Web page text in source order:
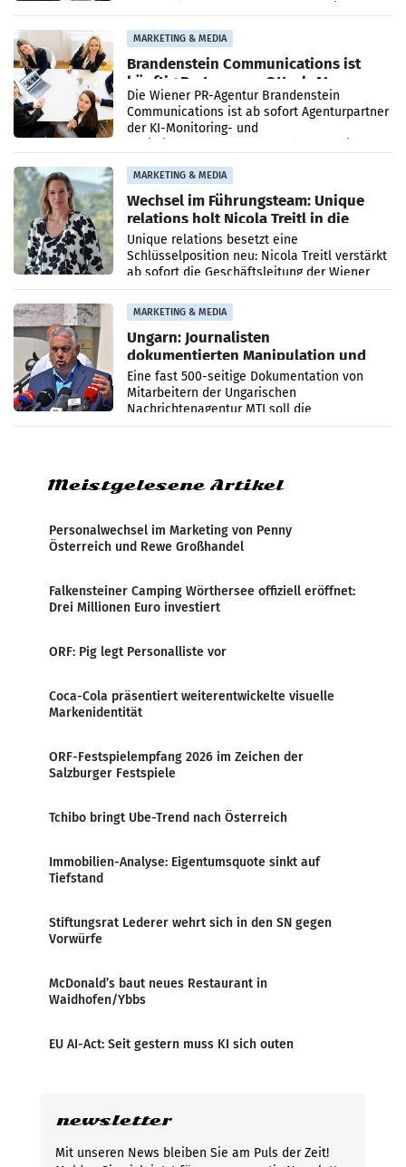
MARKETING & MEDIA
Brandenstein Communications ist
künftig Partner von OtterlyAI
Die Wiener PR-Agentur Brandenstein
Communications ist ab sofort Agenturpartner
der KI-Monitoring- und
MARKETING & MEDIA
Wechsel im Führungsteam: Unique
relations holt Nicola Treitl in die
Geschäftsleitung
Unique relations besetzt eine
Schlüsselposition neu: Nicola Treitl verstärkt
ab sofort die Geschäftsleitung der Wiener
PR-Agentur an der Seite von Josef Kalina und
Anna Kalina-Mahr.
MARKETING & MEDIA
Ungarn: Journalisten
dokumentierten Manipulation und
Zensur
Eine fast 500-seitige Dokumentation von
Mitarbeitern der Ungarischen
Nachrichtenagentur MTI soll die
systematische Nachrichten-Manipulation und
Meistgelesene Artikel
Personalwechsel im Marketing von Penny
Österreich und Rewe Großhandel
Falkensteiner Camping Wörthersee offiziell eröffnet:
Drei Millionen Euro investiert
ORF: Pig legt Personalliste vor
Coca-Cola präsentiert weiterentwickelte visuelle
Markenidentität
ORF-Festspielempfang 2026 im Zeichen der
Salzburger Festspiele
Tchibo bringt Ube-Trend nach Österreich
Immobilien-Analyse: Eigentumsquote sinkt auf
Tiefstand
Stiftungsrat Lederer wehrt sich in den SN gegen
Vorwürfe
McDonald’s baut neues Restaurant in
Waidhofen/Ybbs
EU AI-Act: Seit gestern muss KI sich outen
newsletter
Mit unseren News bleiben Sie am Puls der Zeit!